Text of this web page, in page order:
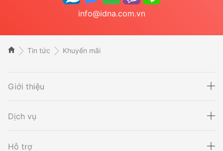
info@idna.com.vn
Tin tức Khuyến mãi
Giới thiệu
Dịch vụ
Hỗ trợ